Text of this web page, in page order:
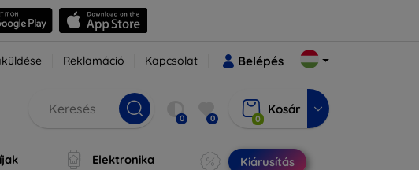
Reklamáció Kapcsolat Belépés
0 0 0
Kosár
Elektronika Kiárusítás